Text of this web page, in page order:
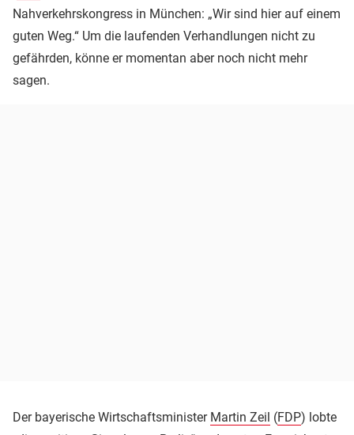
Nahverkehrskongress in München: „Wir sind hier auf einem
guten Weg.“ Um die laufenden Verhandlungen nicht zu
gefährden, könne er momentan aber noch nicht mehr
sagen.
Der bayerische Wirtschaftsminister Martin Zeil (FDP) lobte